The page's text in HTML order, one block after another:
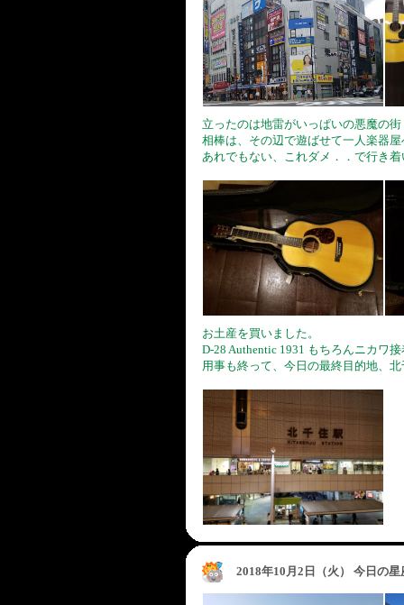
立ったのは地雷がいっぱいの悪魔の
相棒は、その辺で遊ばせて一人楽器屋
あれでもない、これダメ．．で行き
お土産を買いました。
D-28 Authentic 1931 もちろんニカワ
用事も終って、今日の最終目的地、
2018年10月2日（火） 今日の